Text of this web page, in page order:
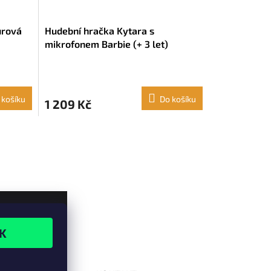
košíku
Hudební hračka Kytara s
mikrofonem Barbie (+ 3 let)
1 209 Kč Do košíku